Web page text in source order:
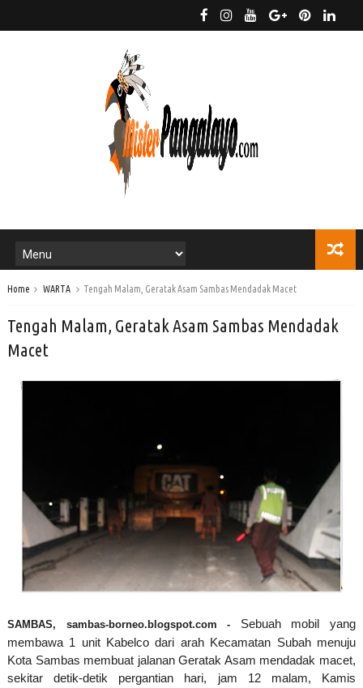
Home WARTA Tengah Malam, Geratak Asam Sambas Mendadak Macet
Tengah Malam, Geratak Asam Sambas Mendadak
Macet
SAMBAS, sambas-borneo.blogspot.com - Sebuah mobil yang
membawa 1 unit Kabelco dari arah Kecamatan Subah menuju
Kota Sambas membuat jalanan Geratak Asam mendadak macet,
sekitar detik-detik pergantian hari, jam 12 malam, Kamis